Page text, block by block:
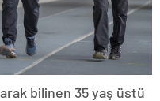
bilinen 35 yaş üstü